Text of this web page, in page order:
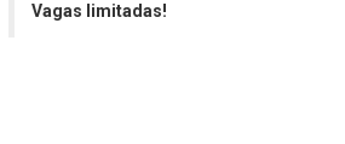
Vagas limitadas!